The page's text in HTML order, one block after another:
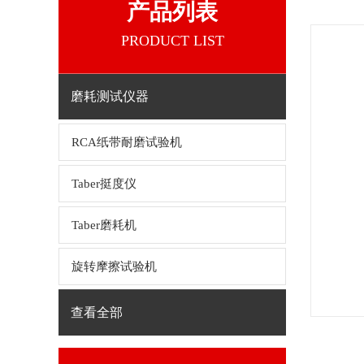
产品列表
PRODUCT LIST
磨耗测试仪器
RCA纸带耐磨试验机
Taber挺度仪
Taber磨耗机
旋转摩擦试验机
查看全部